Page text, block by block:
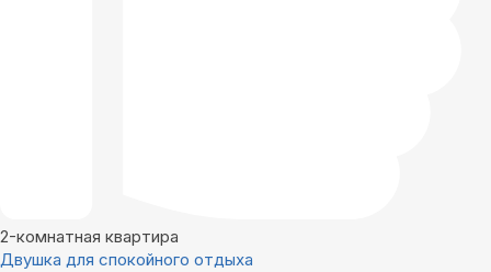
2-комнатная квартира
Двушка для спокойного отдыха